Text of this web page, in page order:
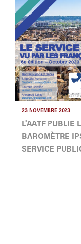
23 NOVEMBRE 2023
L'AATF PUBLIE
BAROMÈTRE
SERVICE